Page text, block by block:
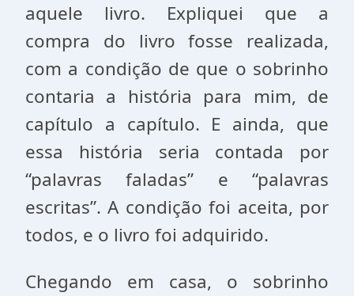
aquele livro. Expliquei que a
compra do livro fosse realizada,
com a condição de que o sobrinho
contaria a história para mim, de
capítulo a capítulo. E ainda, que
essa história seria contada por
“palavras faladas” e “palavras
escritas”. A condição foi aceita, por
todos, e o livro foi adquirido.
Chegando em casa, o sobrinho